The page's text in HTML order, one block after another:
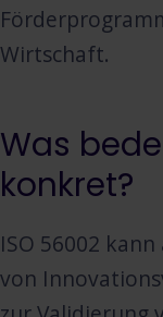
Wirtschaft.
Was
konkret?
ISO 56002
von